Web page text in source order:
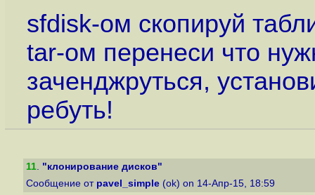
sfdisk-ом скопируй
tar-ом перенеси что
заченджруться,
ребуть!
11. "клонирование дисков"
Сообщение от pavel_simple (ok) on 14-Апр-15, 18:59